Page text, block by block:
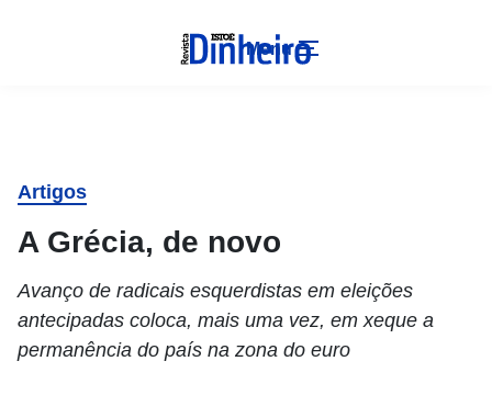
Menu
Artigos
A Grécia, de novo
Avanço de radicais esquerdistas em eleições
antecipadas coloca, mais uma vez, em xeque a
permanência do país na zona do euro